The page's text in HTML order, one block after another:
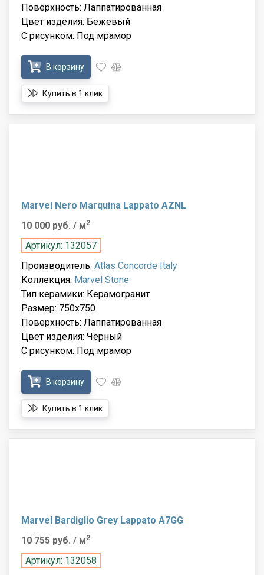
Поверхность: Лаппатированная
Цвет изделия: Бежевый
С рисунком: Под мрамор
В корзину
Купить в 1 клик
Marvel Nero Marquina Lappato AZNL
10 000 руб. / м2
Артикул: 132057
Производитель: Atlas Concorde Italy
Коллекция: Marvel Stone
Тип керамики: Керамогранит
Размер: 750x750
Поверхность: Лаппатированная
Цвет изделия: Чёрный
С рисунком: Под мрамор
В корзину
Купить в 1 клик
Marvel Bardiglio Grey Lappato A7GG
10 755 руб. / м2
Артикул: 132058